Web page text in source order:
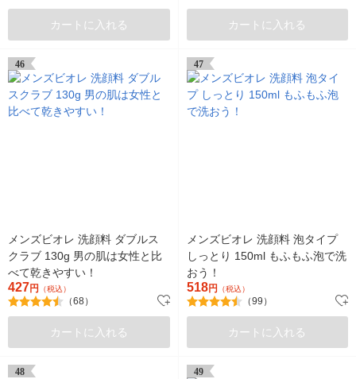
カートに入れる カートに入れる
46
メンズビオレ 洗顔料 ダブルス
クラブ 130g 男の肌は女性と比
べて乾きやすい！
427円 （税込）
（68）
カートに入れる
47
メンズビオレ 洗顔料 泡タイプ
しっとり 150ml もふもふ泡で洗
おう！
518円 （税込）
（99）
カートに入れる
48 49